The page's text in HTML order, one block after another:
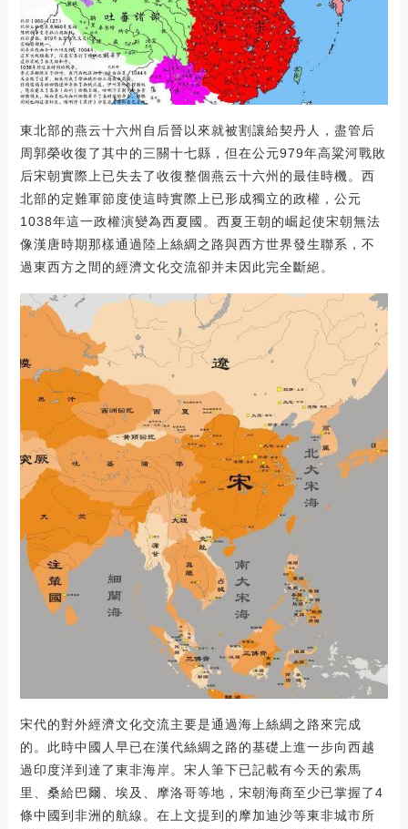
東北部的燕云十六州自后晉以來就被割讓給契丹人，盡管后
周郭榮收復了其中的三關十七縣，但在公元979年高粱河戰敗
后宋朝實際上已失去了收復整個燕云十六州的最佳時機。西
北部的定難軍節度使這時實際上已形成獨立的政權，公元
1038年這一政權演變為西夏國。西夏王朝的崛起使宋朝無法
像漢唐時期那樣通過陸上絲綢之路與西方世界發生聯系，不
過東西方之間的經濟文化交流卻并未因此完全斷絕。
宋代的對外經濟文化交流主要是通過海上絲綢之路來完成
的。此時中國人早已在漢代絲綢之路的基礎上進一步向西越
過印度洋到達了東非海岸。宋人筆下已記載有今天的索馬
里、桑給巴爾、埃及、摩洛哥等地，宋朝海商至少已掌握了4
條中國到非洲的航線。在上文提到的摩加迪沙等東非城市所